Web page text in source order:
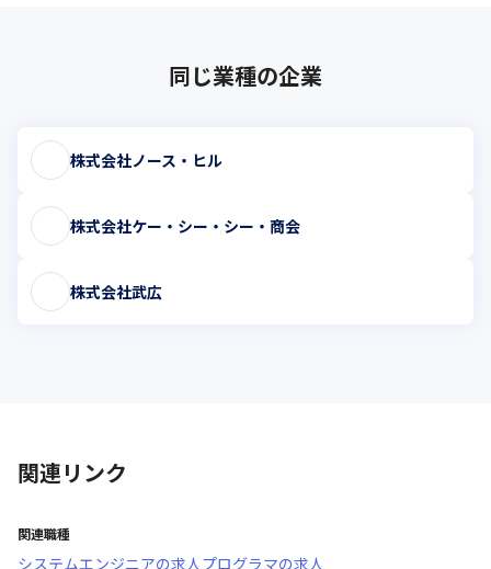
同じ業種の企業
株式会社ノース・ヒル
株式会社ケー・シー・シー・商会
株式会社武広
関連リンク
関連職種
システムエンジニアの求人プログラマの求人